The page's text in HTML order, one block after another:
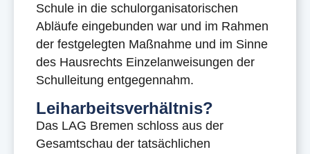
Schule in die schulorganisatorischen
Abläufe eingebunden war und im Rahmen
der festgelegten Maßnahme und im Sinne
des Hausrechts Einzelanweisungen der
Schulleitung entgegennahm.
Leiharbeitsverhältnis?
Das LAG Bremen schloss aus der
Gesamtschau der tatsächlichen